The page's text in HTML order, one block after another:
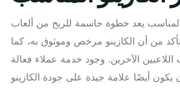
المناسب يعد خطوة حاسمة للربح من ألعاب
من أن الكازينو مرخص وموثوق به، كما
اللاعبين الآخرين. وجود خدمة عملاء فعالة